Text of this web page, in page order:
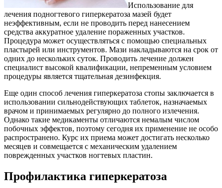
Использование для
лечения подногтевого гиперкератоза мазей будет
неэффективным, если не проводить перед нанесением
средства аккуратное удаление пораженных участков.
Процедура может осуществляться с помощью специальных
пластырей или инструментов. Мази накладываются на срок от
одних до нескольких суток. Проводить лечение должен
специалист высокой квалификации, непременным условием
процедуры является тщательная дезинфекция.
Еще один способ лечения гиперкератоза стопы заключается в
использовании сильнодействующих таблеток, назначаемых
врачом и принимаемых регулярно до полного излечения.
Однако такие медикаменты отличаются немалым числом
побочных эффектов, поэтому сегодня их применение не особо
распространено. Курс их приема может достигать несколько
месяцев и совмещается с механическим удалением
поврежденных участков ногтевых пластин.
Профилактика гиперкератоза